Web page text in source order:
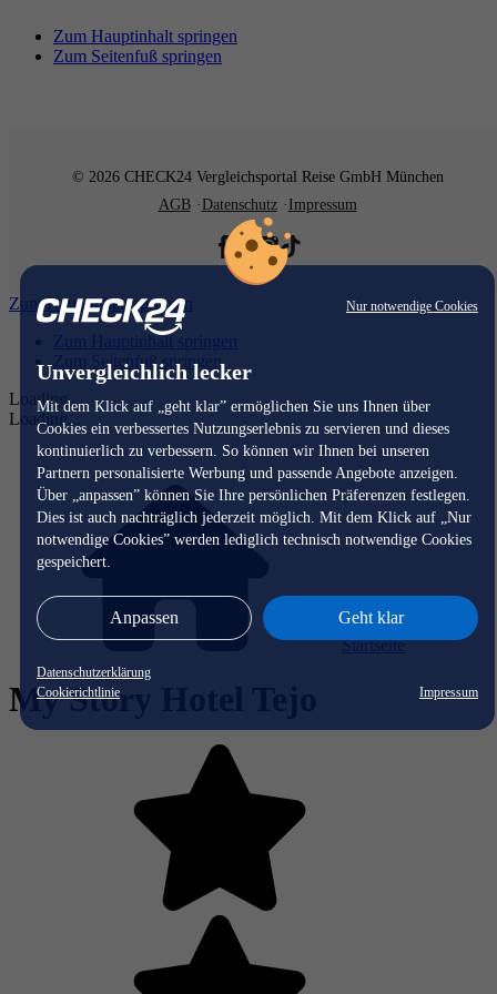
Nur notwendige Cookies
Unvergleichlich lecker
Mit dem Klick auf „geht klar” ermöglichen Sie uns Ihnen über
Cookies ein verbessertes Nutzungserlebnis zu servieren und dieses
kontinuierlich zu verbessern. So können wir Ihnen bei unseren
Partnern personalisierte Werbung und passende Angebote anzeigen.
Über „anpassen” können Sie Ihre persönlichen Präferenzen festlegen.
Dies ist auch nachträglich jederzeit möglich. Mit dem Klick auf „Nur
notwendige Cookies” werden lediglich technisch notwendige Cookies
gespeichert.
Anpassen Geht klar
Datenschutzerklärung
Cookierichtlinie
Impressum
Zum Hauptinhalt springen
Zum Seitenfuß springen
© 2026 CHECK24 Vergleichsportal Reise GmbH München
AGB
Datenschutz Impressum
Zum Hauptinhalt springen
Zum Hauptinhalt springen
Zum Seitenfuß springen
Loading...
Loading...
Startseite
My Story Hotel Tejo